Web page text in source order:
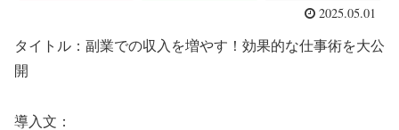
2025.05.01
タイトル：副業での収入を増やす！効果的な仕事術を大公
開
導入文：